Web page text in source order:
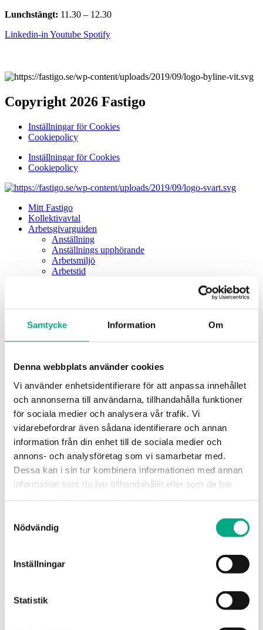
Samtycke Information Om
Denna webbplats använder cookies
Vi använder enhetsidentifierare för att anpassa innehållet
och annonserna till användarna, tillhandahålla funktioner
för sociala medier och analysera vår trafik. Vi
vidarebefordrar även sådana identifierare och annan
information från din enhet till de sociala medier och
annons- och analysföretag som vi samarbetar med.
Dessa kan i sin tur kombinera informationen med annan
information som du har tillhandahållit eller som de har
Nödvändig
Inställningar
Statistik
Lunchstängt: 11.30 – 12.30
Linkedin-in Youtube Spotify
Copyright 2026 Fastigo
Inställningar för Cookies
Cookiepolicy
Inställningar för Cookies
Cookiepolicy
Mitt Fastigo
Kollektivavtal
Arbetsgivarguiden
Anställning
Anställnings upphörande
Arbetsmiljö
Arbetstid
Lön och ersättningar
Rehabilitering
Sjukdom
Tjänstledighet och permission
Blanketter och mallar
Frågor & svar
Lönebildning och statistik
Statistik
Löneskola
Klassigo
E-utbildning: Lönekartläggning
Utbildningar
Om Fastigo
Om oss
Jobba hos oss
HR-Huset
Styrelse
Bli medlem!